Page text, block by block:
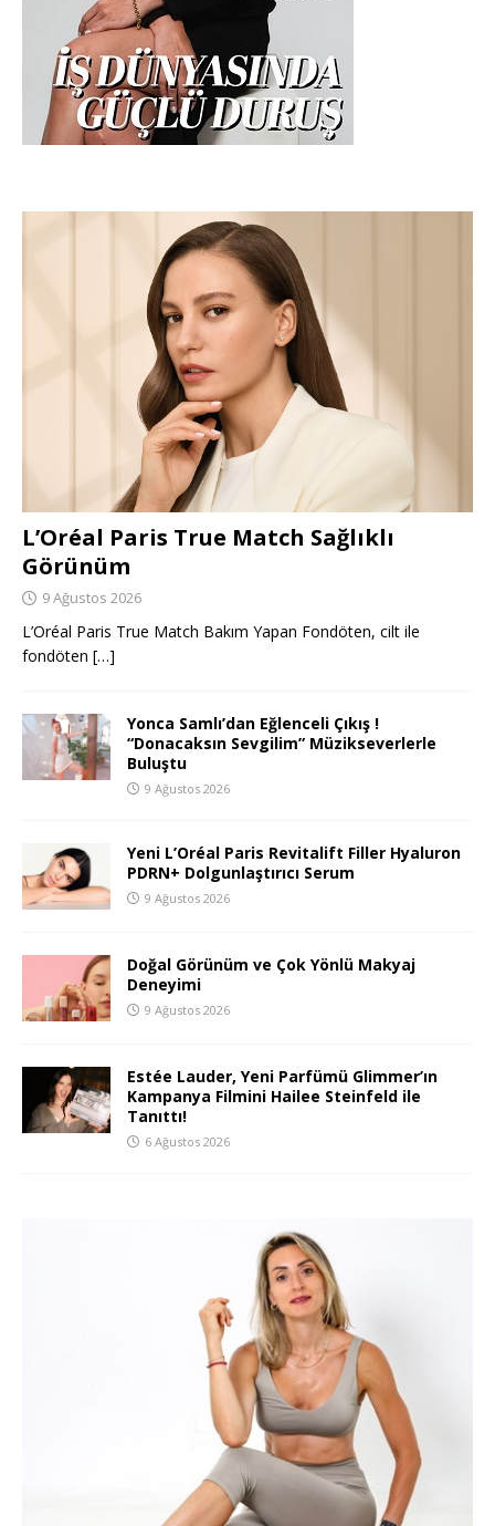
L’Oréal Paris True Match Sağlıklı
Görünüm
9 Ağustos 2026
L’Oréal Paris True Match Bakım Yapan Fondöten, cilt ile
fondöten […]
Yonca Samlı’dan Eğlenceli Çıkış !
“Donacaksın Sevgilim” Müzikseverlerle
Buluştu
9 Ağustos 2026
Yeni L’Oréal Paris Revitalift Filler Hyaluron
PDRN+ Dolgunlaştırıcı Serum
9 Ağustos 2026
Doğal Görünüm ve Çok Yönlü Makyaj
Deneyimi
9 Ağustos 2026
Estée Lauder, Yeni Parfümü Glimmer’ın
Kampanya Filmini Hailee Steinfeld ile
Tanıttı!
6 Ağustos 2026